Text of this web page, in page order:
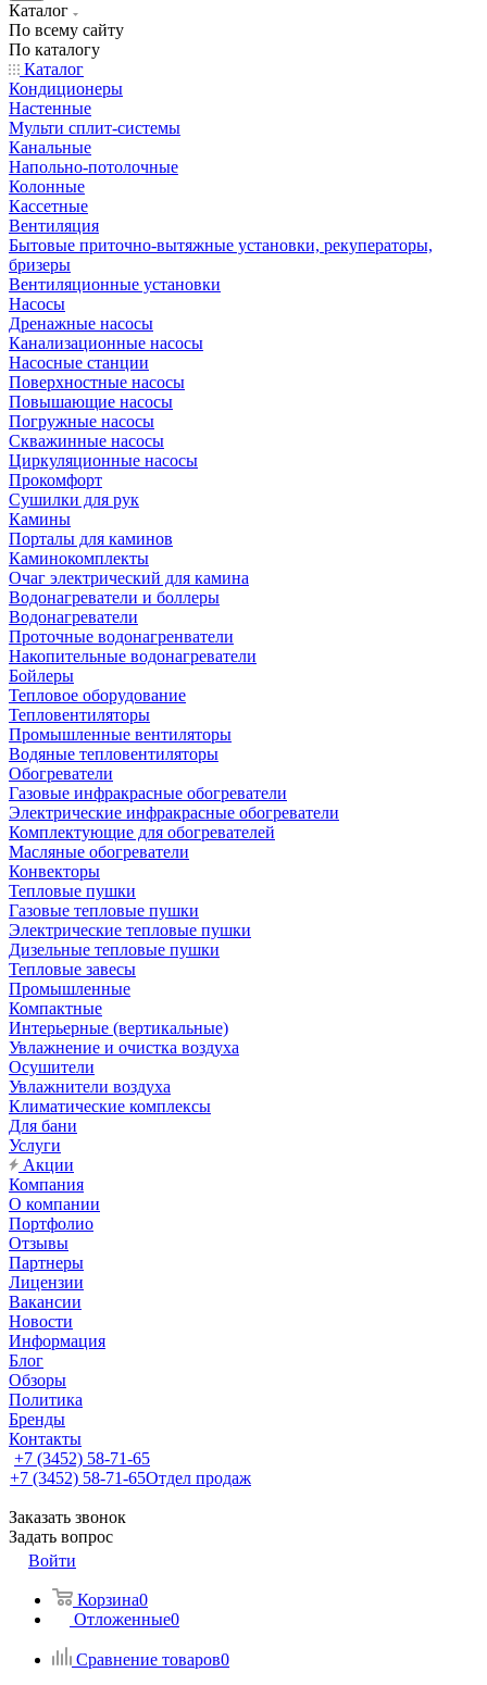
Каталог
По всему сайту
По каталогу
Каталог
Кондиционеры
Настенные
Мульти сплит-системы
Канальные
Напольно-потолочные
Колонные
Кассетные
Вентиляция
Бытовые приточно-вытяжные установки, рекуператоры,
бризеры
Вентиляционные установки
Насосы
Дренажные насосы
Канализационные насосы
Насосные станции
Поверхностные насосы
Повышающие насосы
Погружные насосы
Скважинные насосы
Циркуляционные насосы
Прокомфорт
Сушилки для рук
Камины
Порталы для каминов
Каминокомплекты
Очаг электрический для камина
Водонагреватели и боллеры
Водонагреватели
Проточные водонагренватели
Накопительные водонагреватели
Бойлеры
Тепловое оборудование
Тепловентиляторы
Промышленные вентиляторы
Водяные тепловентиляторы
Обогреватели
Газовые инфракрасные обогреватели
Электрические инфракрасные обогреватели
Комплектующие для обогревателей
Масляные обогреватели
Конвекторы
Тепловые пушки
Газовые тепловые пушки
Электрические тепловые пушки
Дизельные тепловые пушки
Тепловые завесы
Промышленные
Компактные
Интерьерные (вертикальные)
Увлажнение и очистка воздуха
Осушители
Увлажнители воздуха
Климатические комплексы
Для бани
Услуги
Акции
Компания
О компании
Портфолио
Отзывы
Партнеры
Лицензии
Вакансии
Новости
Информация
Блог
Обзоры
Политика
Бренды
Контакты
+7 (3452) 58-71-65
+7 (3452) 58-71-65Отдел продаж
Заказать звонок
Задать вопрос
Войти
Корзина0
Отложенные0
Сравнение товаров0